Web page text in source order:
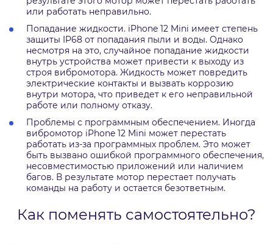
или работать неправильно.
Попадание жидкости. iPhone 12 Mini имеет степень
защиты IP68 от попадания пыли и воды. Однако
несмотря на это, случайное попадание жидкости
внутрь устройства может привести к выходу из
строя вибромотора. Жидкость может повредить
электрические контакты и вызвать коррозию
внутри мотора, что приведет к его неправильной
работе или полному отказу.
Проблемы с программным обеспечением. Иногда
вибромотор iPhone 12 Mini может перестать
работать из-за программных проблем. Это может
быть вызвано ошибкой программного обеспечения,
несовместимостью приложений или наличием
багов. В результате мотор перестает получать
команды на работу и остается безответным.
Как поменять самостоятельно?